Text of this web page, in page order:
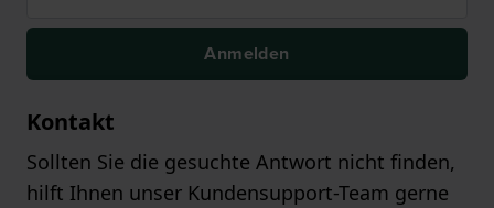
Anmelden
Kontakt
Sollten Sie die gesuchte Antwort nicht finden,
hilft Ihnen unser Kundensupport-Team gerne